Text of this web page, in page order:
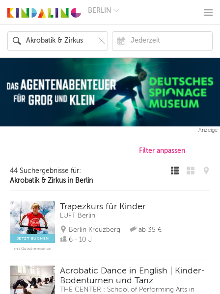
BERLIN
BERLIN
MÜNCHEN
HAMBURG
KÖLN
DÜSSELDORF
STUTTGART
ESSEN
HANNOVER
LEIPZIG
DRESDEN
NÜRNBERG
Anzeige
44 Suchergebnisse für:
Akrobatik & Zirkus in Berlin
JETZT BUCHEN
mit Gutscheinoption
Trapezkurs für Kinder
LUFT Berlin
Berlin Kreuzberg
ab 35 €
6 - 10 J
Acrobatic Dance in English | Kinder-
Bodenturnen und Tanz
THE CENTER : School of Performing Arts in